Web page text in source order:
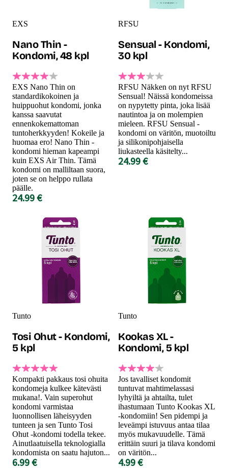
EXS
Nano Thin -
Kondomi, 48 kpl
EXS Nano Thin on
standardikokoinen ja
huippuohut kondomi, jonka
kanssa saavutat
ennenkokemattoman
tuntoherkkyyden! Kokeile ja
huomaa ero! Nano Thin -
kondomi hieman kapeampi
kuin EXS Air Thin. Tämä
kondomi on malliltaan suora,
joten se on helppo rullata
päälle.
24.99 €
RFSU
Sensual - Kondomi,
30 kpl
RFSU Näkken on nyt RFSU
Sensual! Näissä kondomeissa
on nypytetty pinta, joka lisää
nautintoa ja on molempien
mieleen. RFSU Sensual -
kondomi on väritön, muotoiltu
ja silikonipohjaisella
liukasteella käsitelty...
24.99 €
Tunto
Tosi Ohut - Kondomi,
5 kpl
Kompakti pakkaus tosi ohuita
kondomeja kulkee kätevästi
mukana!. Vain superohut
kondomi varmistaa
luonnollisen läheisyyden
tunteen ja sen Tunto Tosi
Ohut -kondomi todella tekee.
Ainutlaatuisella teknologialla
kondomista on saatu hajuton...
6.99 €
Tunto
Kookas XL -
Kondomi, 5 kpl
Jos tavalliset kondomit
tuntuvat mahtimelassasi
lyhyiltä ja ahtailta, tulet
ihastumaan Tunto Kookas XL
-kondomiin! Sen pidempi ja
leveämpi istuvuus antaa tilaa
myös mukavuudelle. Tämä
erittäin suuri ja tilava kondomi
on väritön...
4.99 €